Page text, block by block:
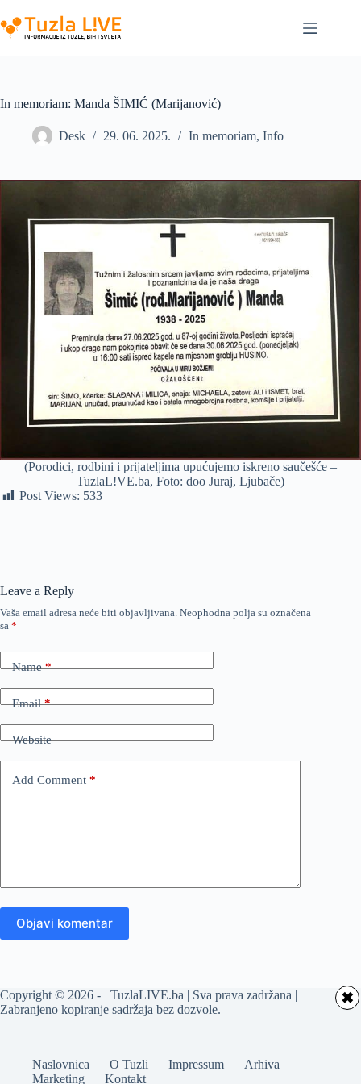
to
content
In memoriam: Manda ŠIMIĆ (Marijanović)
Desk 29. 06. 2025. In memoriam, Info
(Porodici, rodbini i prijateljima upućujemo iskreno saučešće –
TuzlaL!VE.ba, Foto: doo Juraj, Ljubače)
Post Views: 533
Leave a Reply
Vaša email adresa neće biti objavljivana. Neophodna polja su označena
sa *
Name*
Email*
Website
Add Comment *
Objavi komentar
Copyright © 2026 - TuzlaLIVE.ba | Sva prava zadržana |
Zabranjeno kopiranje sadržaja bez dozvole.
Naslovnica O Tuzli Impressum
Arhiva
Marketing
Kontakt
✖